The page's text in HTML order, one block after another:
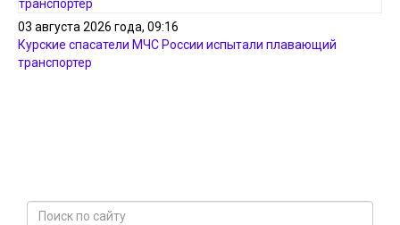
03 августа 2026 года, 09:16
Курские спасатели МЧС России испытали плавающий
транспортер